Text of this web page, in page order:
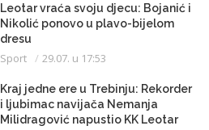
Leotar vraća svoju djecu: Bojanić i
Nikolić ponovo u plavo-bijelom
dresu
Sport 29.07. u 17:53
Kraj jedne ere u Trebinju: Rekorder
i ljubimac navijača Nemanja
Milidragović napustio KK Leotar